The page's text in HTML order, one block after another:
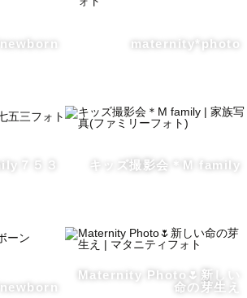
しんでくれることを一番大切にしてい
しい瞬間を残していただけるよう、
合わせて撮影を進めることで、
maternity*photo
７５３ キッズ撮影会＊M family
Maternity Photo🌷新しい
命の芽生え